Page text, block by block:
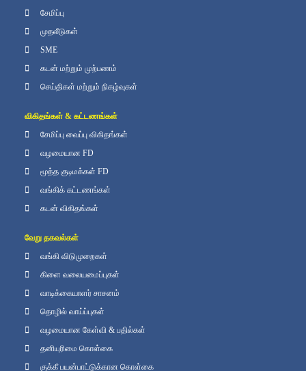
சேமிப்பு
முதலீடுகள்
SME
கடன் மற்றும் முற்பணம்
செய்திகள் மற்றும் நிகழ்வுகள்
விகிதங்கள் & கட்டணங்கள்
சேமிப்பு வைப்பு விகிதங்கள்
வழமையான FD
மூத்த குடிமக்கள் FD
வங்கிக் கட்டணங்கள்
கடன் விகிதங்கள்
வேறு தகவல்கள்
வங்கி விடுமுறைகள்
கிளை வலையமைப்புகள்
வாடிக்கையாளர் சாசனம்
தொழில் வாய்ப்புகள்
வழமையான கேள்வி & பதில்கள்
தனியுரிமை கொள்கை
குக்கீ பயன்பாட்டுக்கான கொள்கை